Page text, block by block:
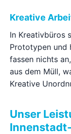
Kreative
In Kreativbüros
Prototypen und
fassen nichts
aus dem Müll,
Kreative
Unser